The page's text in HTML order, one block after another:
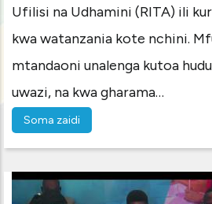
Ufilisi na Udhamini (RITA) ili
kwa watanzania kote nchini.
mtandaoni unalenga kutoa
uwazi, na kwa gharama…
Soma zaidi